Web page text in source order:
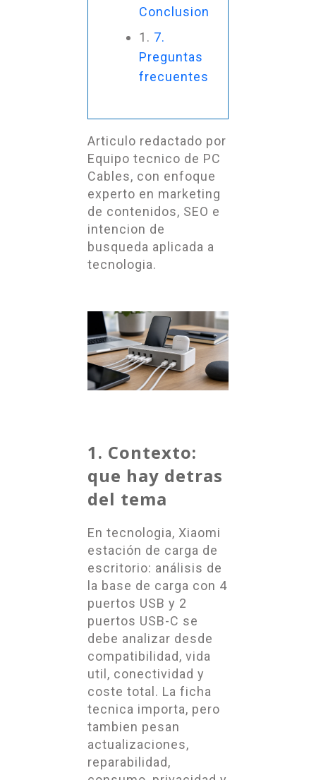
Conclusion
7.
Preguntas
frecuentes
Articulo redactado por
Equipo tecnico de PC
Cables, con enfoque
experto en marketing
de contenidos, SEO e
intencion de
busqueda aplicada a
tecnologia.
1. Contexto:
que hay detras
del tema
En tecnologia, Xiaomi
estación de carga de
escritorio: análisis de
la base de carga con 4
puertos USB y 2
puertos USB-C se
debe analizar desde
compatibilidad, vida
util, conectividad y
coste total. La ficha
tecnica importa, pero
tambien pesan
actualizaciones,
reparabilidad,